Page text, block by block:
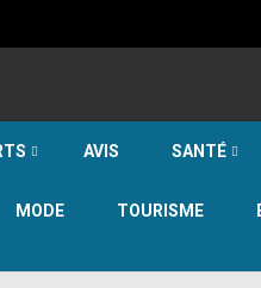
AVIS SANTÉ
MODE TOURISME